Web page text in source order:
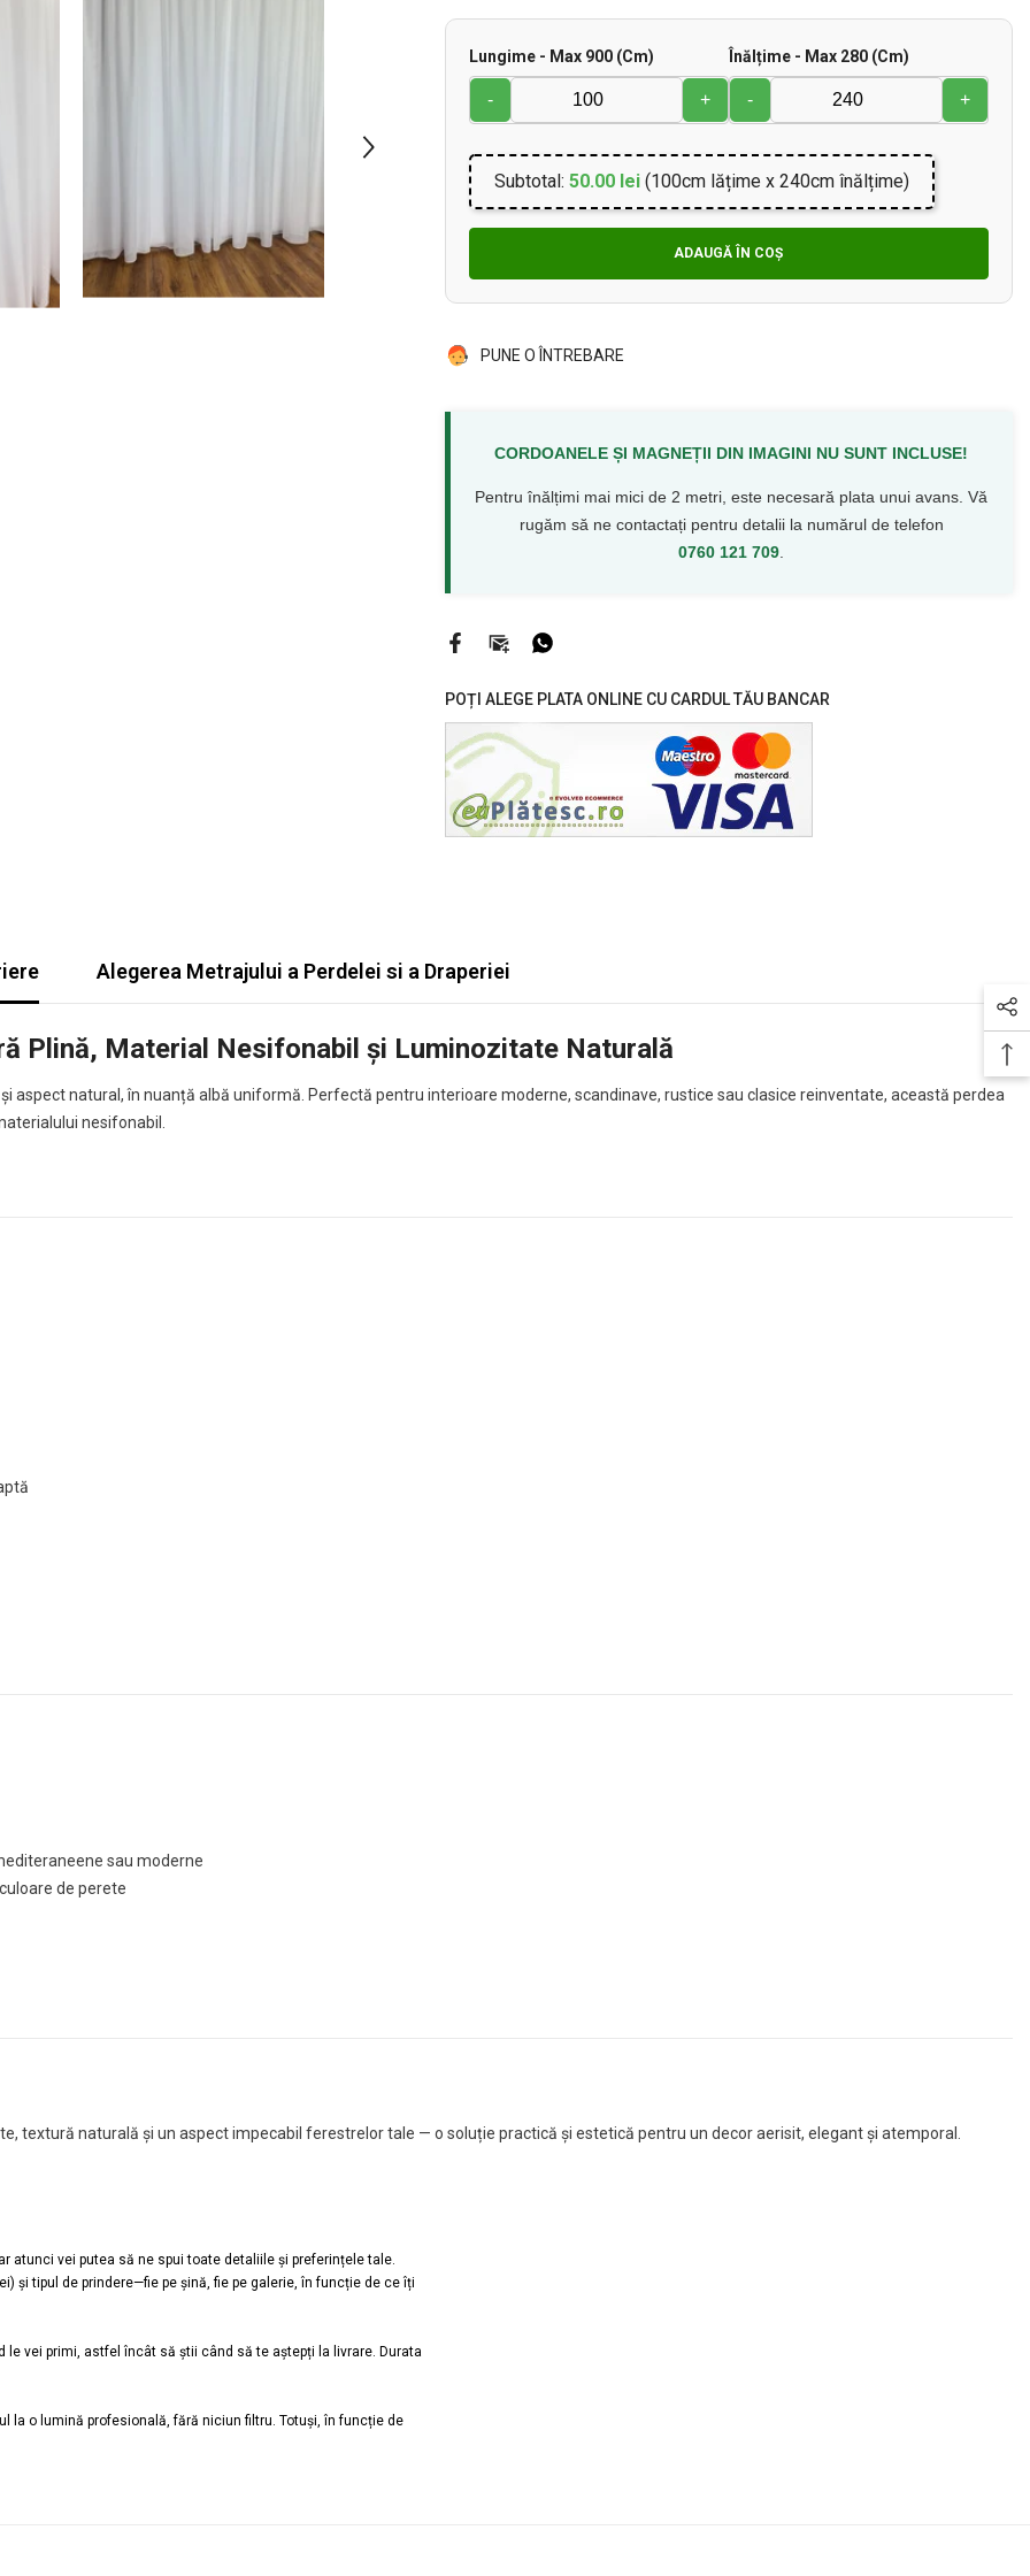
Lungime - Max 900 (cm)
- +
Înălțime - Max 280 (cm)
- +
Subtotal: 50.00 lei (100cm lățime x 240cm înălțime)
ADAUGĂ ÎN COȘ
PUNE O ÎNTREBARE
CORDOANELE ȘI MAGNEȚII DIN IMAGINI NU SUNT INCLUSE!
Pentru înălțimi mai mici de 2 metri, este necesară plata unui avans. Vă
rugăm să ne contactați pentru detalii la numărul de telefon
0760 121 709.
POȚI ALEGE PLATA ONLINE CU CARDUL TĂU BANCAR
Alegerea Metrajului a Perdelei si a Draperiei
Plină, Material Nesifonabil și Luminozitate Naturală
aspect natural, în nuanță albă uniformă. Perfectă pentru interioare moderne, scandinave, rustice sau clasice reinventate, această perdea
nesifonabil.
sau moderne
de perete
textură naturală și un aspect impecabil ferestrelor tale — o soluție practică și estetică pentru un decor aerisit, elegant și atemporal.
atunci vei putea să ne spui toate detaliile și preferințele tale.
și tipul de prindere—fie pe șină, fie pe galerie, în funcție de ce îți
vei primi, astfel încât să știi când să te aștepți la livrare. Durata
la o lumină profesională, fără niciun filtru. Totuși, în funcție de